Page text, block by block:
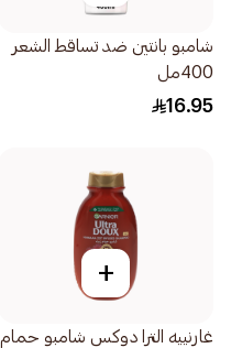
شامبو بانتين ضد تساقط الشعر
400مل
16.95
+
غارنييه الترا دوكس شامبو حمام